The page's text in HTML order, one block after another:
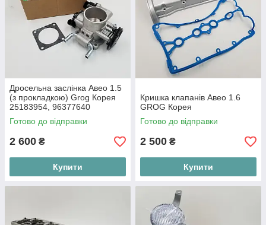
Дросельна заслінка Авео 1.5
(з прокладкою) Grog Корея
25183954, 96377640
Готово до відправки
2 600 ₴
Купити
Кришка клапанів Авео 1.6
GROG Корея
Готово до відправки
2 500 ₴
Купити